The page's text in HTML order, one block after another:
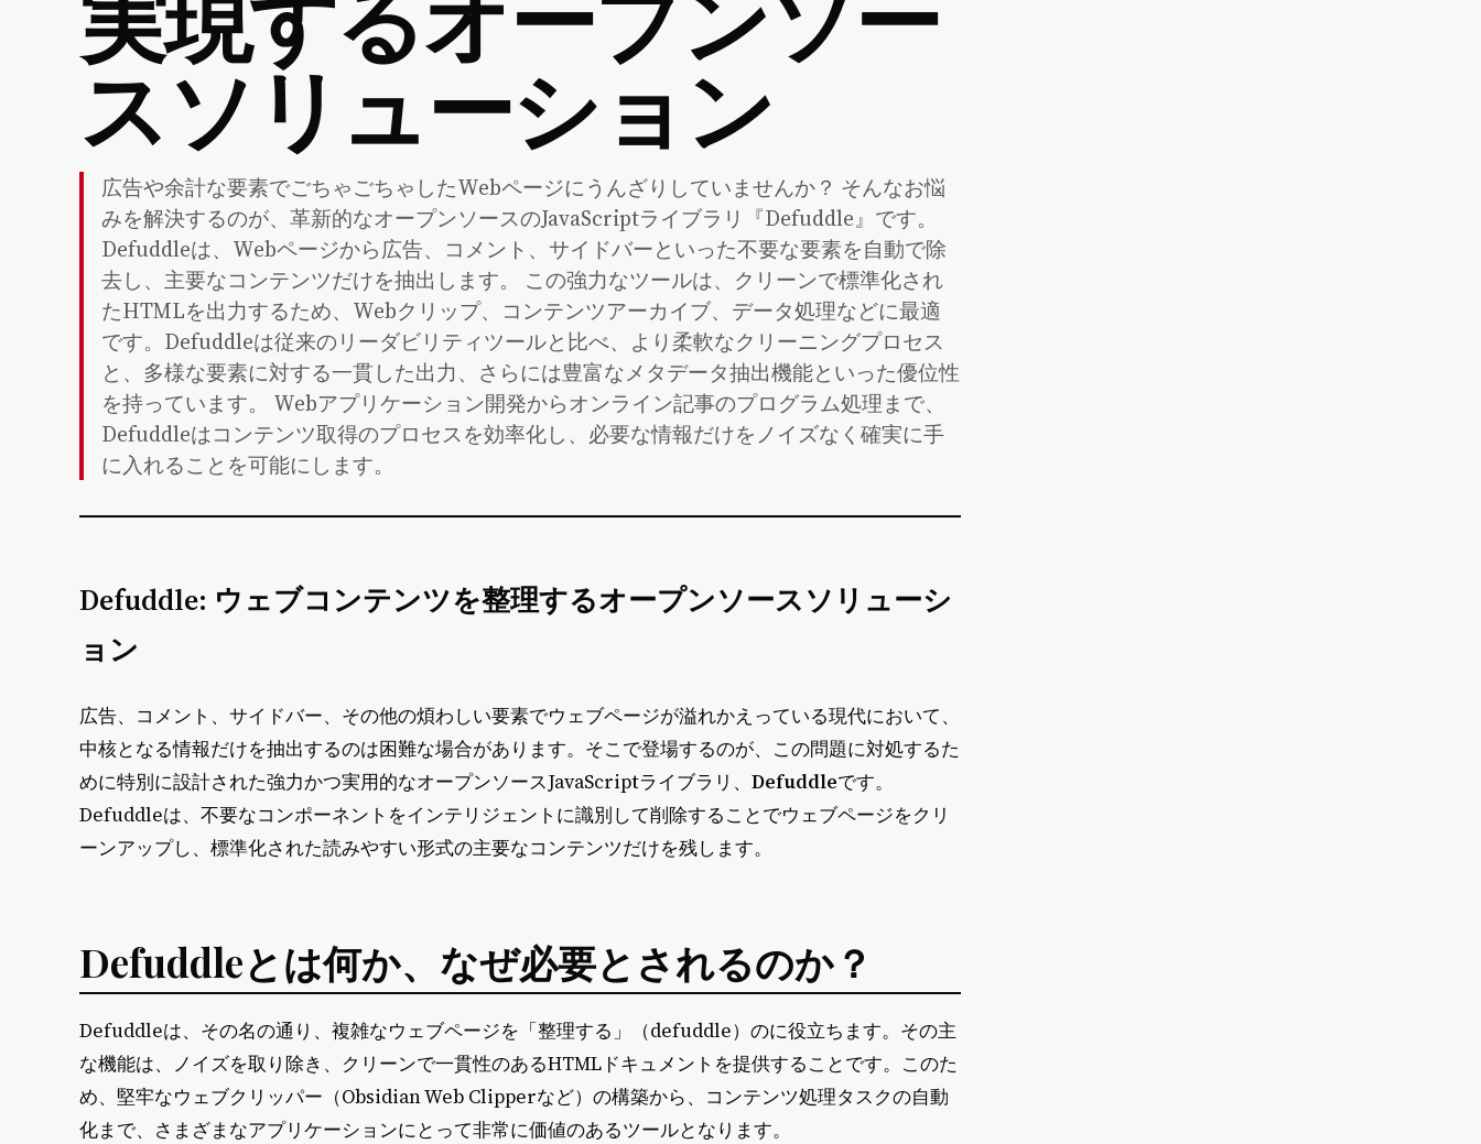
スソリューション
広告や余計な要素でごちゃごちゃしたWebページにうんざりしていませんか？ そんなお悩
みを解決するのが、革新的なオープンソースのJavaScriptライブラリ『Defuddle』です。
Defuddleは、Webページから広告、コメント、サイドバーといった不要な要素を自動で除
去し、主要なコンテンツだけを抽出します。 この強力なツールは、クリーンで標準化され
たHTMLを出力するため、Webクリップ、コンテンツアーカイブ、データ処理などに最適
です。Defuddleは従来のリーダビリティツールと比べ、より柔軟なクリーニングプロセス
と、多様な要素に対する一貫した出力、さらには豊富なメタデータ抽出機能といった優位性
を持っています。 Webアプリケーション開発からオンライン記事のプログラム処理まで、
Defuddleはコンテンツ取得のプロセスを効率化し、必要な情報だけをノイズなく確実に手
に入れることを可能にします。
Defuddle: ウェブコンテンツを整理するオープンソースソリューシ
ョン
広告、コメント、サイドバー、その他の煩わしい要素でウェブページが溢れかえっている現代において、
中核となる情報だけを抽出するのは困難な場合があります。そこで登場するのが、この問題に対処するた
めに特別に設計された強力かつ実用的なオープンソースJavaScriptライブラリ、 Defuddleです。
Defuddleは、不要なコンポーネントをインテリジェントに識別して削除することでウェブページをクリ
ーンアップし、標準化された読みやすい形式の主要なコンテンツだけを残します。
Defuddleとは何か、なぜ必要とされるのか？
Defuddleは、その名の通り、複雑なウェブページを「整理する」（defuddle）のに役立ちます。その主
な機能は、ノイズを取り除き、クリーンで一貫性のあるHTMLドキュメントを提供することです。このた
め、堅牢なウェブクリッパー（Obsidian Web Clipperなど）の構築から、コンテンツ処理タスクの自動
化まで、さまざまなアプリケーションにとって非常に価値のあるツールとなります。